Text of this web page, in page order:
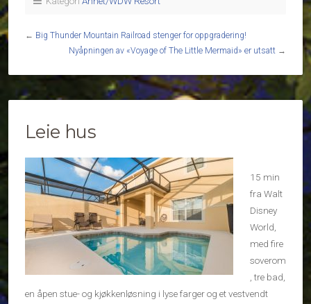
← Big Thunder Mountain Railroad stenger for oppgradering!
Nyåpningen av «Voyage of The Little Mermaid» er utsatt →
Leie hus
15 min
fra Walt
Disney
World,
med fire
soverom
, tre bad,
en åpen stue- og kjøkkenløsning i lyse farger og et vestvendt